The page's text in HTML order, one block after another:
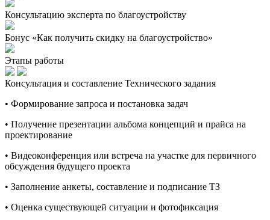
Консультацию эксперта по благоустройству
Бонус «Как получить скидку на благоустройство»
Этапы работы
Консультация и составление Технического задания
• Формирование запроса и постановка задач
• Получение презентации альбома концепций и прайса на
проектирование
• Видеоконференция или встреча на участке для первичного
обсуждения будущего проекта
• Заполнение анкеты, составление и подписание ТЗ
• Оценка существующей ситуации и фотофиксация